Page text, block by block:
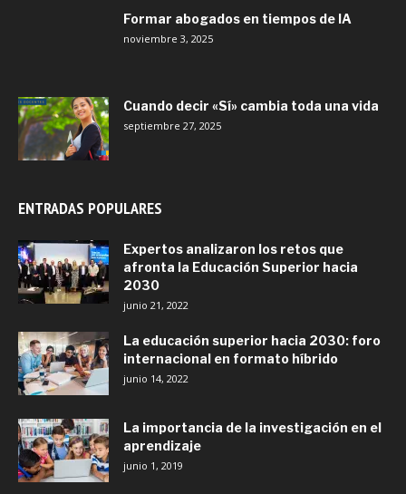
Formar abogados en tiempos de IA
noviembre 3, 2025
Cuando decir «Sí» cambia toda una vida
septiembre 27, 2025
ENTRADAS POPULARES
Expertos analizaron los retos que
afronta la Educación Superior hacia
2030
junio 21, 2022
La educación superior hacia 2030: foro
internacional en formato híbrido
junio 14, 2022
La importancia de la investigación en el
aprendizaje
junio 1, 2019